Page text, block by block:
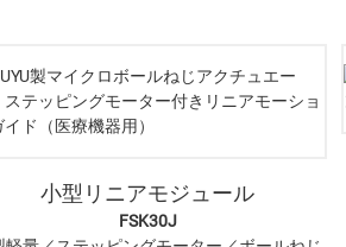
小型リニアモジュール
FSK30J